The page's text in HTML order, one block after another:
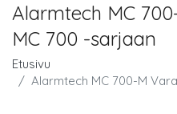
Alarmtech MC
MC 700 -sarjaan
Etusivu
Alarmtech MC 700-M